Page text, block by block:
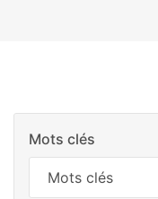
Mots clés